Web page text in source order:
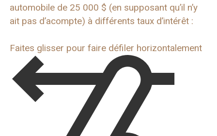
automobile de 25 000 $ (en supposant qu’il n’y
ait pas d’acompte) à différents taux d’intérêt :
Faites glisser pour faire défiler horizontalement